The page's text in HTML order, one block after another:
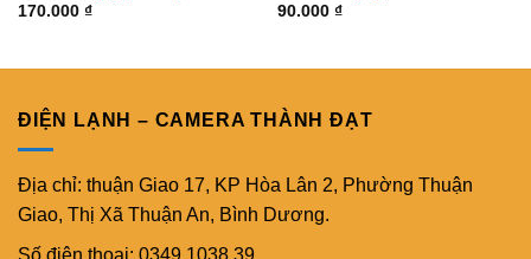
170.000 ₫
90.000 ₫
ĐIỆN LẠNH – CAMERA THÀNH ĐẠT
Địa chỉ: thuận Giao 17, KP Hòa Lân 2, Phường Thuận
Giao, Thị Xã Thuận An, Bình Dương.
Số điện thoại: 0349 1038 39